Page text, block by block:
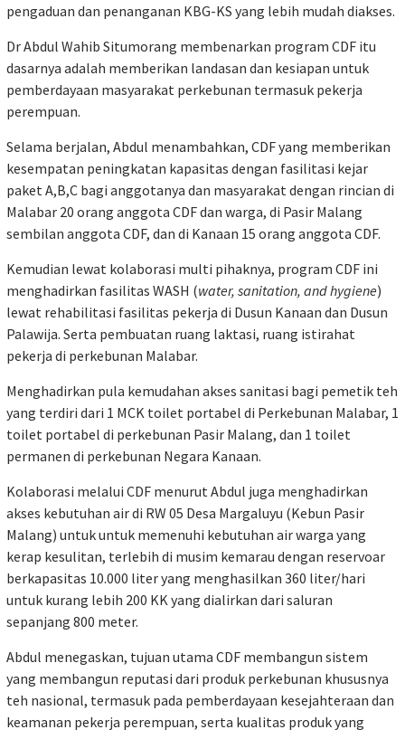
pengaduan dan penanganan KBG-KS yang lebih mudah diakses.
Dr Abdul Wahib Situmorang membenarkan program CDF itu
dasarnya adalah memberikan landasan dan kesiapan untuk
pemberdayaan masyarakat perkebunan termasuk pekerja
perempuan.
Selama berjalan, Abdul menambahkan, CDF yang memberikan
kesempatan peningkatan kapasitas dengan fasilitasi kejar
paket A,B,C bagi anggotanya dan masyarakat dengan rincian di
Malabar 20 orang anggota CDF dan warga, di Pasir Malang
sembilan anggota CDF, dan di Kanaan 15 orang anggota CDF.
Kemudian lewat kolaborasi multi pihaknya, program CDF ini
menghadirkan fasilitas WASH (water, sanitation, and hygiene)
lewat rehabilitasi fasilitas pekerja di Dusun Kanaan dan Dusun
Palawija. Serta pembuatan ruang laktasi, ruang istirahat
pekerja di perkebunan Malabar.
Menghadirkan pula kemudahan akses sanitasi bagi pemetik teh
yang terdiri dari 1 MCK toilet portabel di Perkebunan Malabar, 1
toilet portabel di perkebunan Pasir Malang, dan 1 toilet
permanen di perkebunan Negara Kanaan.
Kolaborasi melalui CDF menurut Abdul juga menghadirkan
akses kebutuhan air di RW 05 Desa Margaluyu (Kebun Pasir
Malang) untuk untuk memenuhi kebutuhan air warga yang
kerap kesulitan, terlebih di musim kemarau dengan reservoar
berkapasitas 10.000 liter yang menghasilkan 360 liter/hari
untuk kurang lebih 200 KK yang dialirkan dari saluran
sepanjang 800 meter.
Abdul menegaskan, tujuan utama CDF membangun sistem
yang membangun reputasi dari produk perkebunan khususnya
teh nasional, termasuk pada pemberdayaan kesejahteraan dan
keamanan pekerja perempuan, serta kualitas produk yang